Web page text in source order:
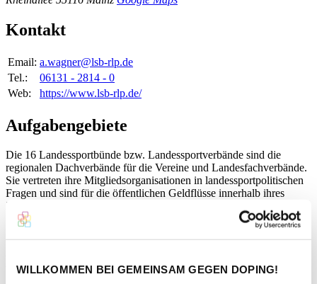
WILLKOMMEN BEI GEMEINSAM GEGEN DOPING!
Kontakt
Email: a.wagner@lsb-rlp.de
Tel.:
06131 - 2814 - 0
Web:
https://www.lsb-rlp.de/
Aufgabengebiete
Die 16 Landessportbünde bzw. Landessportverbände sind die
regionalen Dachverbände für die Vereine und Landesfachverbände.
Sie vertreten ihre Mitgliedsorganisationen in landessportpolitischen
Fragen und sind für die öffentlichen Geldflüsse innerhalb ihres
Zuständigkeitsbereiches verantwortlich. Sie bilden mit den
Spitzenfachverbänden gemeinsam die Basis der Dachorganisation
„Deutscher Olympischer Sportbund“.
Kontaktperson